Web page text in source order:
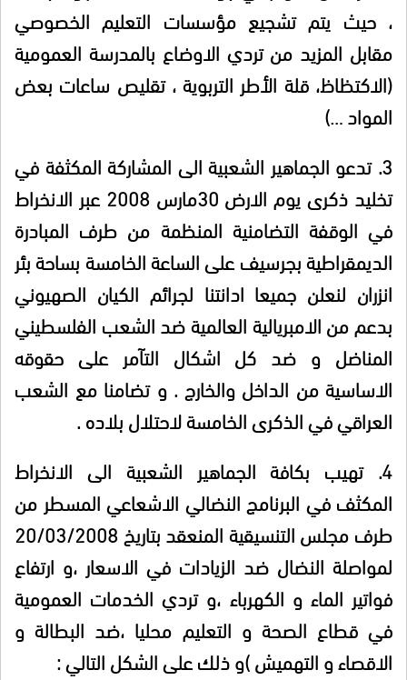
، حيث يتم تشجيع مؤسسات التعليم الخصوصي
مقابل المزيد من تردي الاوضاع بالمدرسة العمومية
(الاكتظاظ، قلة الأطر التربوية ، تقليص ساعات بعض
المواد …)
3. تدعو الجماهير الشعبية الى المشاركة المكثفة في
تخليد ذكرى يوم الارض 30مارس 2008 عبر الانخراط
في الوقفة التضامنية المنظمة من طرف المبادرة
الديمقراطية بجرسيف على الساعة الخامسة بساحة بئر
انزران لنعلن جميعا ادانتنا لجرائم الكيان الصهيوني
بدعم من الامبريالية العالمية ضد الشعب الفلسطيني
المناضل و ضد كل اشكال التآمر على حقوقه
الاساسية من الداخل والخارج . و تضامنا مع الشعب
العراقي في الذكرى الخامسة لاحتلال بلاده .
4. تهيب بكافة الجماهير الشعبية الى الانخراط
المكثف في البرنامج النضالي الاشعاعي المسطر من
طرف مجلس التنسيقية المنعقد بتاريخ 20/03/2008
لمواصلة النضال ضد الزيادات في الاسعار ،و ارتفاع
فواتير الماء و الكهرباء ،و تردي الخدمات العمومية
في قطاع الصحة و التعليم محليا ،ضد البطالة و
الاقصاء و التهميش )و ذلك على الشكل التالي :